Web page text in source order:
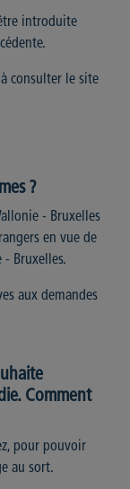
introduite
consulter le site
?
- Bruxelles
en vue de
- Bruxelles.
aux demandes
Comment
pour pouvoir
au sort.